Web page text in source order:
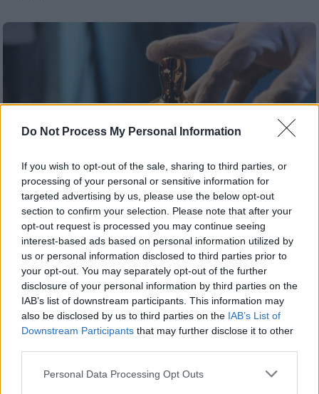
Do Not Process My Personal Information
If you wish to opt-out of the sale, sharing to third parties, or
processing of your personal or sensitive information for
targeted advertising by us, please use the below opt-out
section to confirm your selection. Please note that after your
opt-out request is processed you may continue seeing
interest-based ads based on personal information utilized by
us or personal information disclosed to third parties prior to
your opt-out. You may separately opt-out of the further
disclosure of your personal information by third parties on the
IAB’s list of downstream participants. This information may
also be disclosed by us to third parties on the IAB’s List of
Downstream Participants that may further disclose it to other
Please note that this website/app uses one or more Google
Personal Data Processing Opt Outs
Σινεμά|27.03.2026 13:04
Τα βραβεία Όσκαρ μετακομίζουν σε νέο
«σπίτι» το 2029 - Για πρώτη φορά και στο
YouTube
Η 101η διοργάνωση θα είναι ιστορική για
πολλούς λόγους